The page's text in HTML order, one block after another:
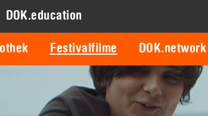
Festivalfilme
DOK.education